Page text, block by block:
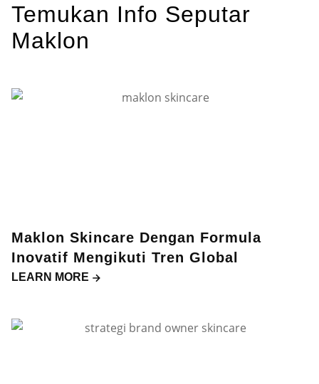
Temukan Info Seputar
Maklon
Maklon Skincare Dengan Formula
Inovatif Mengikuti Tren Global
LEARN MORE